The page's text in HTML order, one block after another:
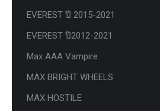
EVEREST ปี 2015-2021
EVEREST ปี2012-2021
Max AAA Vampire
MAX BRIGHT WHEELS
MAX HOSTILE